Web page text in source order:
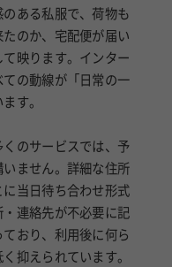
のか、宅配便が届い
映ります。インター
の動線が「日常の一
ます。
ません。詳細な住所
当日待ち合わせ形式
連絡先が不必要に記
おり、利用後に何ら
抑えられています。
ットカードの明細に